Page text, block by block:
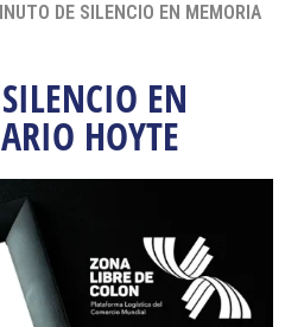
DE SILENCIO EN MEMORIA
EN
HOYTE